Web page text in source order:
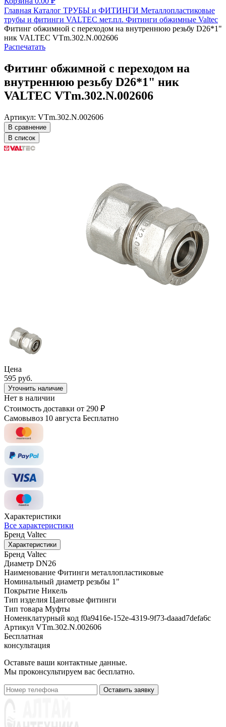
Главная Каталог ТРУБЫ и ФИТИНГИ Металлопластиковые
трубы и фитинги VALTEC мет.пл. Фитинги обжимные Valtec
Фитинг обжимной с переходом на внутреннюю резьбу D26*1"
ник VALTEC VTm.302.N.002606
Распечатать
Фитинг обжимной с переходом на
внутреннюю резьбу D26*1" ник
VALTEC VTm.302.N.002606
Артикул: VTm.302.N.002606
В сравнение
В список
Цена
595 руб.
Уточнить наличие
Нет в наличии
Стоимость доставки от 290 ₽
Самовывоз 10 августа Бесплатно
Характеристики
Все характеристики
Бренд Valtec
Характеристики
Бренд Valtec
Диаметр DN26
Наименование Фитинги металлопластиковые
Номинальный диаметр резьбы 1"
Покрытие Никель
Тип изделия Цанговые фитинги
Тип товара Муфты
Номенклатурный код f0a9416e-152e-4319-9f73-daaad7defa6c
Артикул VTm.302.N.002606
Бесплатная
консультация
Оставьте ваши контактные данные.
Мы проконсультируем вас бесплатно.
Оставить заявку